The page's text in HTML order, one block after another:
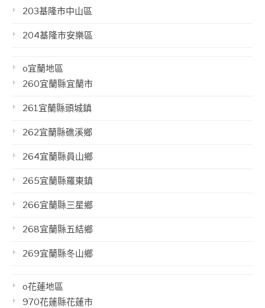
203基隆市中山區
204基隆市安樂區
o宜蘭地區
260宜蘭縣宜蘭市
261宜蘭縣頭城鎮
262宜蘭縣礁溪鄉
264宜蘭縣員山鄉
265宜蘭縣羅東鎮
266宜蘭縣三星鄉
268宜蘭縣五結鄉
269宜蘭縣冬山鄉
o花蓮地區
970花蓮縣花蓮市